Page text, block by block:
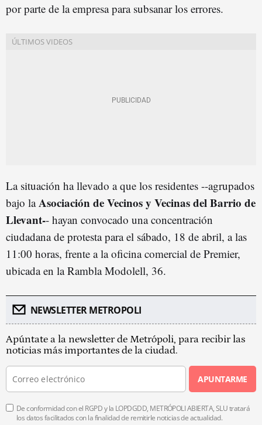
por parte de la empresa para subsanar los errores.
La situación ha llevado a que los residentes --agrupados
bajo laAsociación de Vecinos y Vecinas del Barrio de
Llevant-- hayan convocado una concentración
ciudadana de protesta para el sábado, 18 de abril, a las
11:00 horas, frente a la oficina comercial de Premier,
ubicada en la Rambla Modolell, 36.
NEWSLETTER METROPOLI
Apúntate a la newsletter de Metrópoli, para recibir las
noticias más importantes de la ciudad.
APUNTARME
De conformidad con el RGPD y la LOPDGDD, METRÓPOLI ABIERTA, SLU tratará
los datos facilitados con la finalidad de remitirle noticias de actualidad.